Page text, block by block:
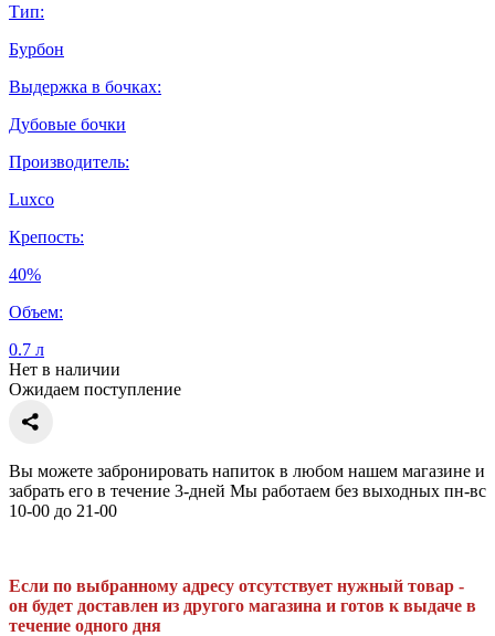
Тип:
Бурбон
Выдержка в бочках:
Дубовые бочки
Производитель:
Luxco
Крепость:
40%
Объем:
0.7 л
Нет в наличии
Ожидаем поступление
Вы можете забронировать напиток в любом нашем магазине и
забрать его в течение 3-дней Мы работаем без выходных пн-вс
10-00 до 21-00
Если по выбранному адресу отсутствует нужный товар -
он будет доставлен из другого магазина и готов к выдаче в
течение одного дня